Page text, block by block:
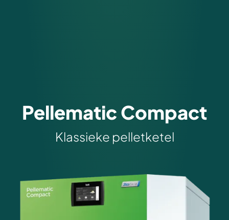
Pellematic Compact
Klassieke pelletketel